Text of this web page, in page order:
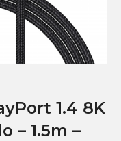
1.4 8K
– 1.5m –